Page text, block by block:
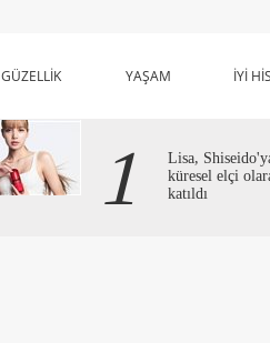
GÜZELLİK YAŞAM İYİ
1
Lisa,
küresel elçi
katıldı